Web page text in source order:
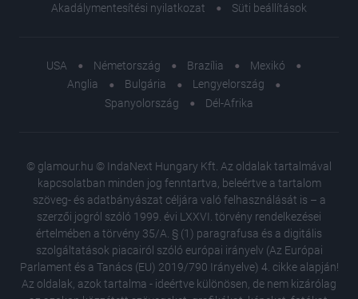
Akadálymentesítési nyilatkozat
Süti beállítások
USA Németország Brazília
Mexikó
Anglia
Bulgária
Lengyelország
Spanyolország
Dél-Afrika
© glamour.hu © IndaNext Hungary Kft. Az oldalak tartalmával
kapcsolatban minden jog fenntartva, beleértve a tartalom
szöveg- és adatbányászat céljára való felhasználását is – a
szerzői jogról szóló 1999. évi LXXVI. törvény rendelkezései
értelmében a törvény 35/A. § (1) paragrafusa és a digitális
szolgáltatások piacairól szóló európai irányelv (Az Európai
Parlament és a Tanács (EU) 2019/790 Irányelve) 4. cikke alapján!
Az oldalak, azok tartalma - ideértve különösen, de nem kizárólag